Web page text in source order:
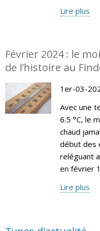
Lire plus
Février 2024 : le
de l’histoire au
1er-03-
Avec une
6.5 °C, le
chaud
début des
reléguant
en février
Lire plus